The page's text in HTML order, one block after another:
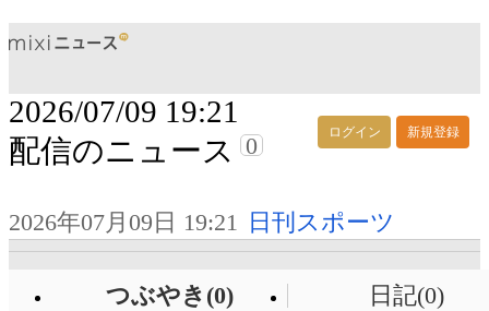
ログイン 新規登録
2026/07/09 19:21
配信のニュース
0
2026年07月09日 19:21 日刊スポーツ
つぶやき(0) 日記(0)